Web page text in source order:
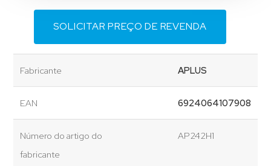
SOLICITAR PREÇO DE REVENDA
Fabricante APLUS
EAN 6924064107908
Número do artigo do
fabricante
AP242H1